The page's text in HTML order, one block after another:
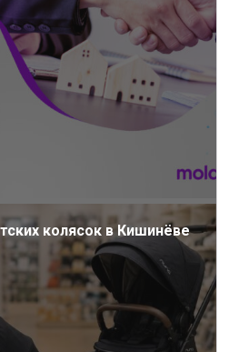
колясок в Кишинёве